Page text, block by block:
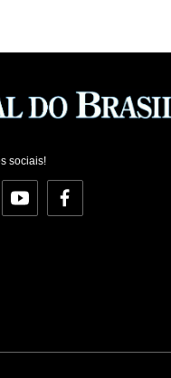
sociais!
YouTubeFacebook